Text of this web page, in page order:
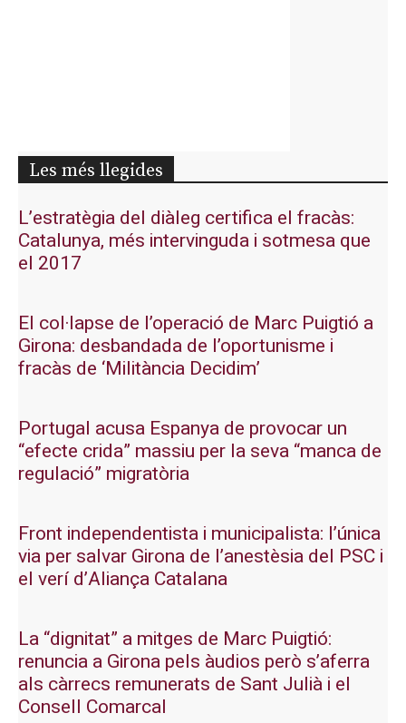
Les més llegides
L’estratègia del diàleg certifica el fracàs:
Catalunya, més intervinguda i sotmesa que
el 2017
El col·lapse de l’operació de Marc Puigtió a
Girona: desbandada de l’oportunisme i
fracàs de ‘Militància Decidim’
Portugal acusa Espanya de provocar un
“efecte crida” massiu per la seva “manca de
regulació” migratòria
Front independentista i municipalista: l’única
via per salvar Girona de l’anestèsia del PSC i
el verí d’Aliança Catalana
La “dignitat” a mitges de Marc Puigtió:
renuncia a Girona pels àudios però s’aferra
als càrrecs remunerats de Sant Julià i el
Consell Comarcal